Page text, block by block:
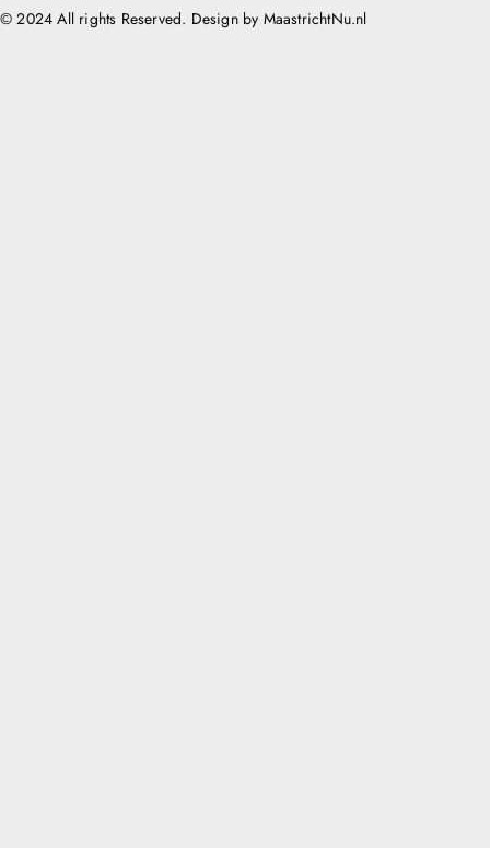
© 2024 All rights Reserved. Design by MaastrichtNu.nl